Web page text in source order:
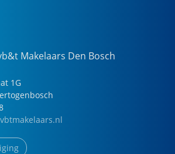
Makelaars Den Bosch
1G